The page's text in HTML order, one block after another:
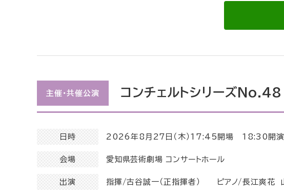
主催・共催公演 コンチェルトシリーズNo.48
日時 2026年8月27日（木）17:45開場 18:30開演
会場 愛知県芸術劇場 コンサートホール
出演 指揮/古谷誠一（正指揮者） ピアノ/長江爽花